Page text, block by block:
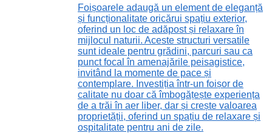
Foișoarele adaugă un element de eleganță
și funcționalitate oricărui spațiu exterior,
oferind un loc de adăpost și relaxare în
mijlocul naturii. Aceste structuri versatile
sunt ideale pentru grădini, parcuri sau ca
punct focal în amenajările peisagistice,
invitând la momente de pace și
contemplare. Investiția într-un foișor de
calitate nu doar că îmbogățește experiența
de a trăi în aer liber, dar și crește valoarea
proprietății, oferind un spațiu de relaxare și
ospitalitate pentru ani de zile.